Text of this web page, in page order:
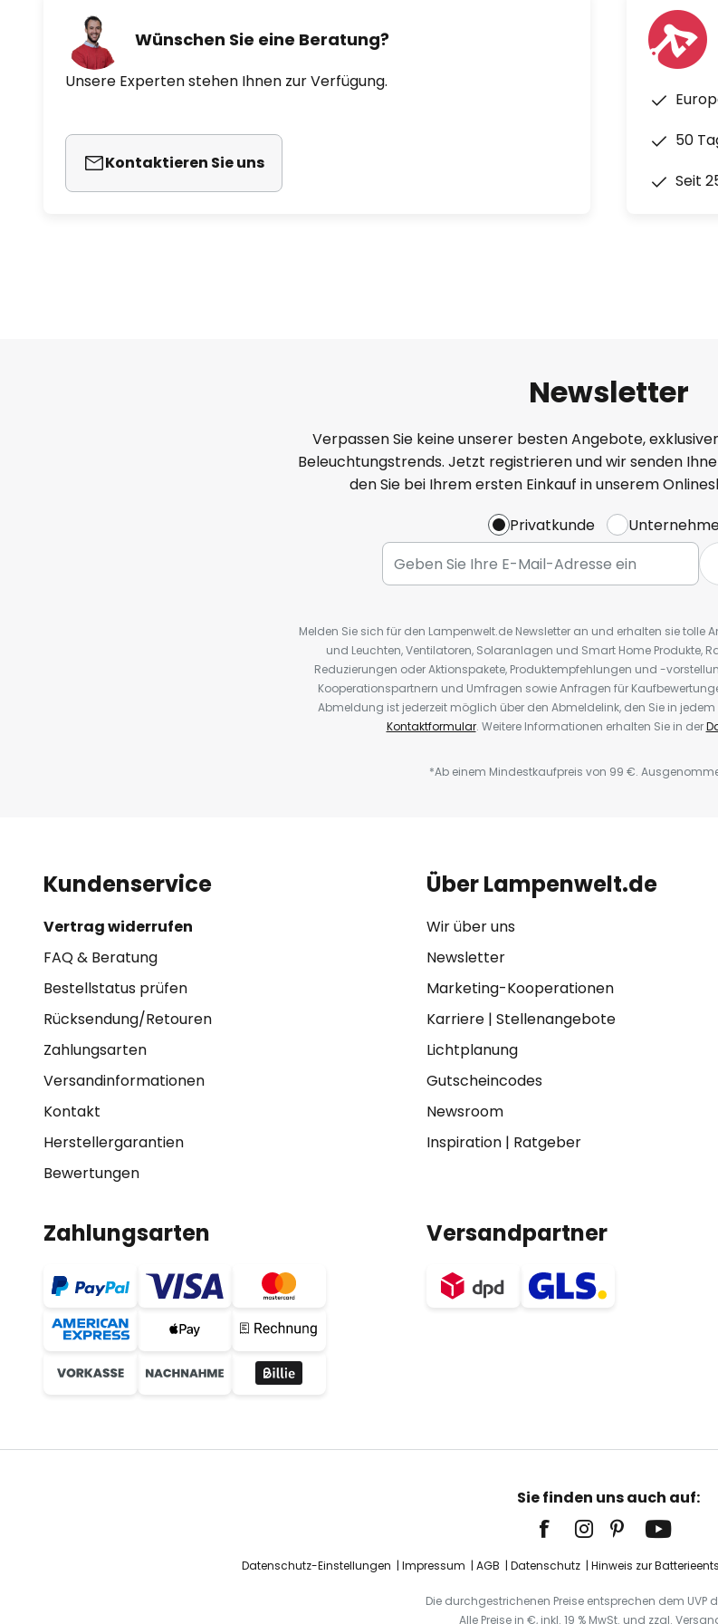
Wünschen Sie eine Beratung?
Unsere Experten stehen Ihnen zur Verfügung.
Kontaktieren Sie uns
50
Seit
Newsletter
Verpassen Sie keine unserer besten Angebote,
Beleuchtungstrends. Jetzt registrieren und wir senden
den Sie bei Ihrem ersten Einkauf in unserem
Privatkunde
Melden Sie sich für den Lampenwelt.de Newsletter an und erhalten sie tolle
und Leuchten, Ventilatoren, Solaranlagen und Smart Home Produkte,
Reduzierungen oder Aktionspakete, Produktempfehlungen und -
Kooperationspartnern und Umfragen sowie Anfragen für
Abmeldung ist jederzeit möglich über den Abmeldelink, den Sie in
Kontaktformular. Weitere Informationen erhalten Sie in der
*Ab einem Mindestkaufpreis von 99 €.
Kundenservice
Vertrag widerrufen
FAQ & Beratung
Bestellstatus prüfen
Rücksendung/Retouren
Zahlungsarten
Versandinformationen
Kontakt
Herstellergarantien
Bewertungen
Über Lampenwelt.de
Wir über uns
Newsletter
Marketing-Kooperationen
Karriere| Stellenangebote
Lichtplanung
Gutscheincodes
Newsroom
Inspiration| Ratgeber
Zahlungsarten Versandpartner
Sie finden uns auch auf:
Datenschutz-Einstellungen Impressum AGB Datenschutz Hinweis zur
Die durchgestrichenen Preise entsprechen dem UVP
Alle Preise in €, inkl. 19 % MwSt. und zzgl.